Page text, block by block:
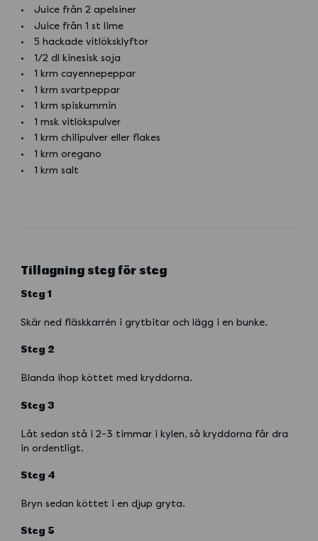
Juice från 2 apelsiner
Juice från 1 st lime
5 hackade vitlöksklyftor
1/2 dl kinesisk soja
1 krm cayennepeppar
1 krm svartpeppar
1 krm spiskummin
1 msk vitlökspulver
1 krm chilipulver eller flakes
1 krm oregano
1 krm salt
Tillagning steg för steg
Steg 1
Skär ned fläskkarrén i grytbitar och lägg i en bunke.
Steg 2
Blanda ihop köttet med kryddorna.
Steg 3
Låt sedan stå i 2-3 timmar i kylen, så kryddorna får dra
in ordentligt.
Steg 4
Bryn sedan köttet i en djup gryta.
Steg 5